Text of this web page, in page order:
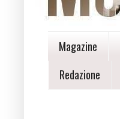
Magazine
Redazione